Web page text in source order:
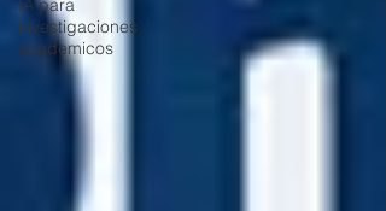
IA para
investigaciones
academicos